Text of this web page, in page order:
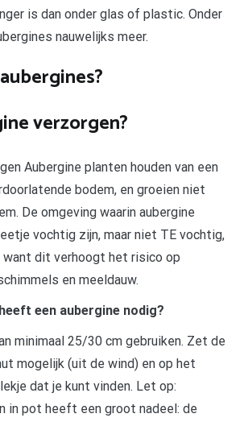
is dan onder glas of plastic. Onder
nauwelijks meer.
verzorgen?
Aubergine planten houden van een
bodem, en groeien niet
De omgeving waarin aubergine
vochtig zijn, maar niet TE vochtig,
want dit verhoogt het risico op
en meeldauw.
een aubergine nodig?
minimaal 25/30 cm gebruiken. Zet de
mogelijk (uit de wind) en op het
dat je kunt vinden. Let op:
in pot heeft een groot nadeel: de